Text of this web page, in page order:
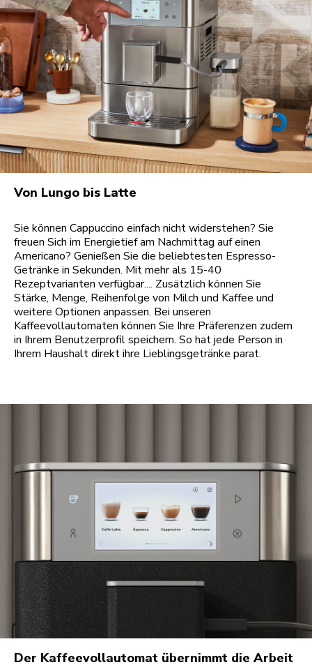
Von Lungo bis Latte
Sie können Cappuccino einfach nicht widerstehen? Sie
freuen Sich im Energietief am Nachmittag auf einen
Americano? Genießen Sie die beliebtesten Espresso-
Getränke in Sekunden. Mit mehr als 15-40
Rezeptvarianten verfügbar.... Zusätzlich können Sie
Stärke, Menge, Reihenfolge von Milch und Kaffee und
weitere Optionen anpassen. Bei unseren
Kaffeevollautomaten können Sie Ihre Präferenzen zudem
in Ihrem Benutzerprofil speichern. So hat jede Person in
Ihrem Haushalt direkt ihre Lieblingsgetränke parat.
Der Kaffeevollautomat übernimmt die Arbeit